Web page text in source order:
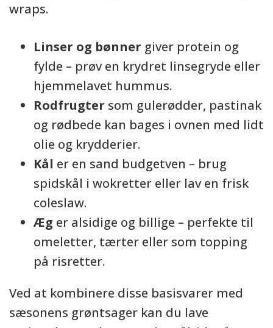
wraps.
Linser og bønner giver protein og
fylde – prøv en krydret linsegryde eller
hjemmelavet hummus.
Rodfrugter som gulerødder, pastinak
og rødbede kan bages i ovnen med lidt
olie og krydderier.
Kål er en sand budgetven – brug
spidskål i wokretter eller lav en frisk
coleslaw.
Æg er alsidige og billige – perfekte til
omeletter, tærter eller som topping
på risretter.
Ved at kombinere disse basisvarer med
sæsonens grøntsager kan du lave